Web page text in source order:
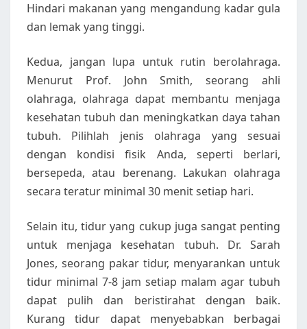
Hindari makanan yang mengandung kadar gula
dan lemak yang tinggi.
Kedua, jangan lupa untuk rutin berolahraga.
Menurut Prof. John Smith, seorang ahli
olahraga, olahraga dapat membantu menjaga
kesehatan tubuh dan meningkatkan daya tahan
tubuh. Pilihlah jenis olahraga yang sesuai
dengan kondisi fisik Anda, seperti berlari,
bersepeda, atau berenang. Lakukan olahraga
secara teratur minimal 30 menit setiap hari.
Selain itu, tidur yang cukup juga sangat penting
untuk menjaga kesehatan tubuh. Dr. Sarah
Jones, seorang pakar tidur, menyarankan untuk
tidur minimal 7-8 jam setiap malam agar tubuh
dapat pulih dan beristirahat dengan baik.
Kurang tidur dapat menyebabkan berbagai